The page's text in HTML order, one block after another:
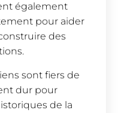
également
pour aider
des
sont fiers de
dur pour
de la